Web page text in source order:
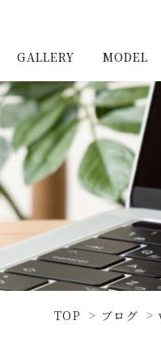
GALLERY
施工実例（新築）
施工実例（リノベーショ
ン）
MODEL
浦和住宅公園
浦和住宅展示
大宮北ハウジン
TOP ブログ